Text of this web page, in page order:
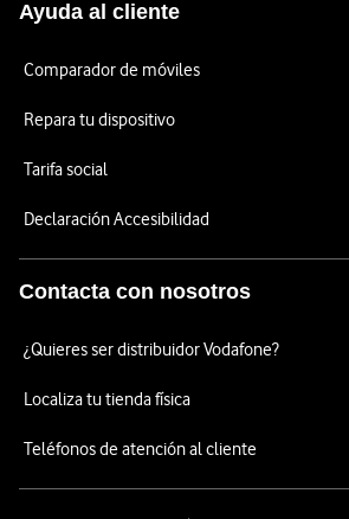
Ayuda al cliente
Comparador de móviles
Repara tu dispositivo
Tarifa social
Declaración Accesibilidad
Contacta con nosotros
¿Quieres ser distribuidor Vodafone?
Localiza tu tienda física
Teléfonos de atención al cliente